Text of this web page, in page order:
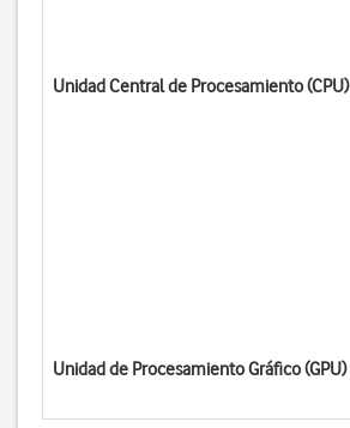
Unidad Central de Procesamiento (CPU)
Unidad de Procesamiento Gráfico (GPU)